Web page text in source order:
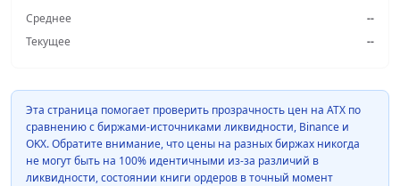
Среднее
--
Текущее
--
Эта страница помогает проверить прозрачность цен на ATX по
сравнению с биржами-источниками ликвидности, Binance и
OKX. Обратите внимание, что цены на разных биржах никогда
не могут быть на 100% идентичными из-за различий в
ликвидности, состоянии книги ордеров в точный момент